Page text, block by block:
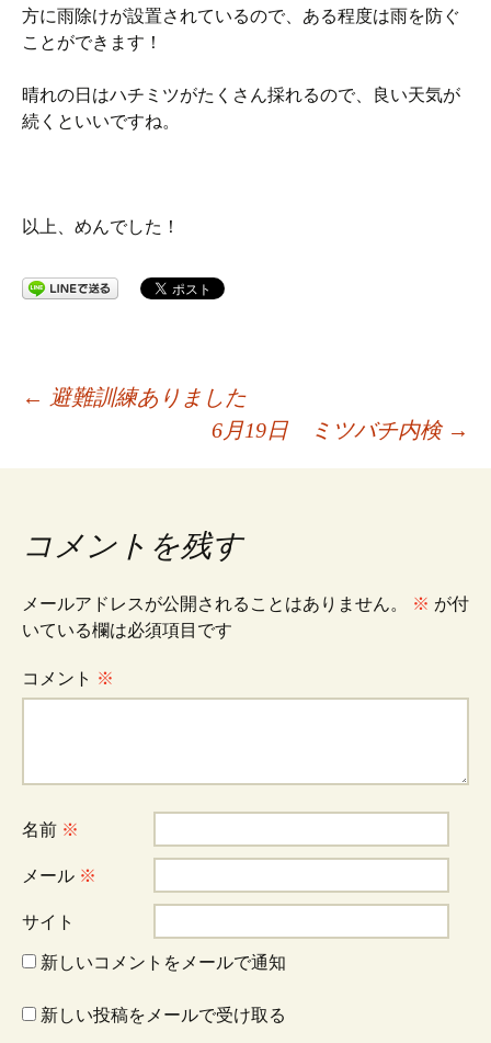
方に雨除けが設置されているので、ある程度は雨を防ぐ
ことができます！
晴れの日はハチミツがたくさん採れるので、良い天気が
続くといいですね。
以上、めんでした！
投
稿
ナ
ビ
ゲ
シ
ョ
ン
← 避難訓練ありました
6月19日 ミツバチ内検 →
コメントを残す
メールアドレスが公開されることはありません。 ※ が付
いている欄は必須項目です
コメント ※
名前 ※
メール ※
サイト
新しいコメントをメールで通知
新しい投稿をメールで受け取る